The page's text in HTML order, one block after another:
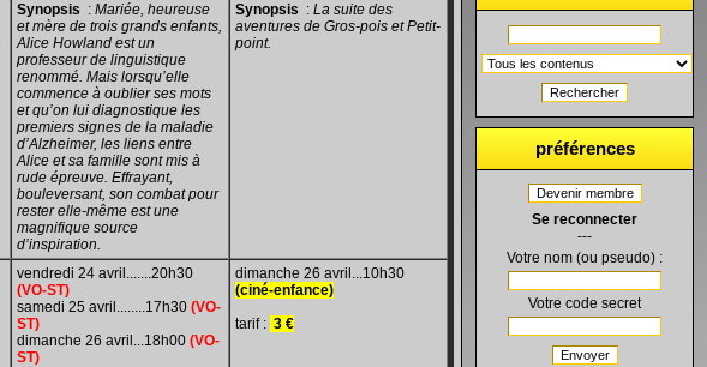
Synopsis : Mariée, heureuse
et mère de trois grands enfants,
Alice Howland est un
professeur de linguistique
renommé. Mais lorsqu’elle
commence à oublier ses mots
et qu’on lui diagnostique les
premiers signes de la maladie
d’Alzheimer, les liens entre
Alice et sa famille sont mis à
rude épreuve. Effrayant,
bouleversant, son combat pour
rester elle-même est une
magnifique source
d’inspiration.
Synopsis : La suite des
aventures de Gros-pois et Petit-
point.
vendredi 24 avril.......20h30
(VO-ST)
samedi 25 avril........17h30 (VO-
ST)
dimanche 26 avril...18h00 (VO-
ST)
dimanche 26 avril...10h30
(ciné-enfance)
tarif : 3 €
Rechercher
préférences
Devenir membre
Se reconnecter
---
Votre nom (ou pseudo) :
Votre code secret
Envoyer